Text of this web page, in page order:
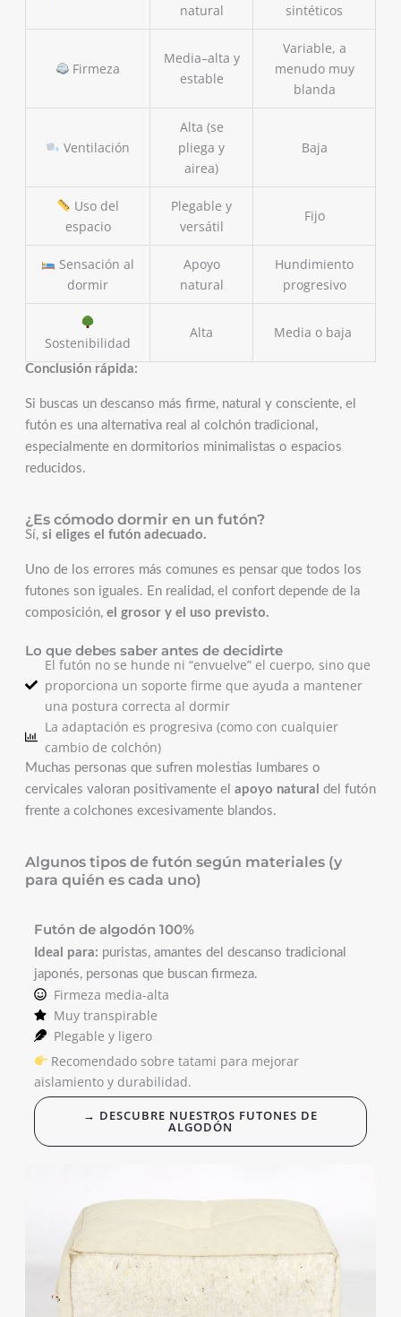
natural
sintéticos
Firmeza
Media–alta y
estable
Variable, a
menudo muy
blanda
Ventilación
Alta (se
pliega y
airea)
Baja
Uso del
espacio
Plegable y
versátil
Fijo
Sensación al
dormir
Apoyo
natural
Hundimiento
progresivo
Sostenibilidad
Alta Media o baja
Conclusión rápida:
Si buscas un descanso más firme, natural y consciente, el
futón es una alternativa real al colchón tradicional,
especialmente en dormitorios minimalistas o espacios
reducidos.
¿Es cómodo dormir en un futón?
Sí, si eliges el futón adecuado.
Uno de los errores más comunes es pensar que todos los
futones son iguales. En realidad, el confort depende de la
composición, el grosor y el uso previsto.
Lo que debes saber antes de decidirte
El futón no se hunde ni “envuelve” el cuerpo, sino que
proporciona un soporte firme que ayuda a mantener
una postura correcta al dormir
La adaptación es progresiva (como con cualquier
cambio de colchón)
Muchas personas que sufren molestias lumbares o
cervicales valoran positivamente el apoyo natural del futón
frente a colchones excesivamente blandos.
Algunos tipos de futón según materiales (y
para quién es cada uno)
Futón de algodón 100%
Ideal para: puristas, amantes del descanso tradicional
japonés, personas que buscan firmeza.
Firmeza media-alta
Muy transpirable
Plegable y ligero
Recomendado sobre tatami para mejorar
aislamiento y durabilidad.
→ DESCUBRE NUESTROS FUTONES DE
ALGODÓN